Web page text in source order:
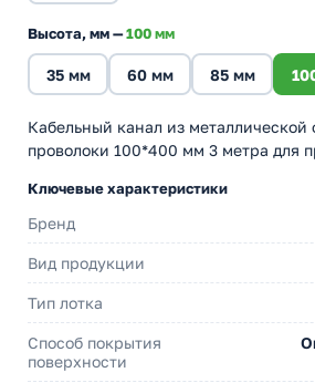
Высота, мм —100 мм
35 мм 60 мм 85 мм
Кабельный канал из металлической
проволоки 100*400 мм 3 метра для
Ключевые характеристики
Бренд
Вид продукции
Тип лотка
Способ покрытия
поверхности